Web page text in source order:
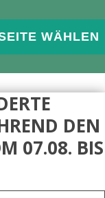
WÄHLEN
MENU
DEN
07.08. BIS